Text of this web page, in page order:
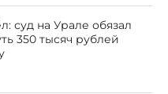
суд на Урале обязал
350 тысяч рублей